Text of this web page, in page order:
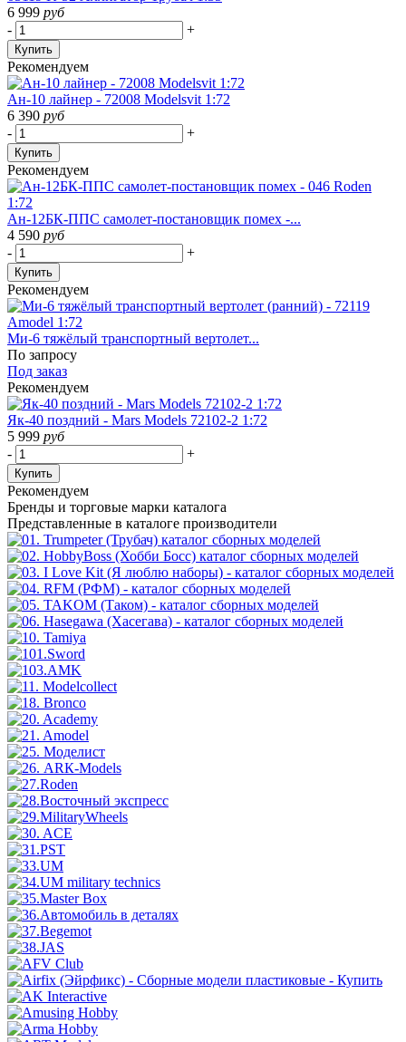
6 999 руб
-
+
Купить
Рекомендуем
Ан-10 лайнер - 72008 Modelsvit 1:72
6 390 руб
-
+
Купить
Рекомендуем
Ан-12БК-ППС самолет-постановщик помех -...
4 590 руб
-
+
Купить
Рекомендуем
Ми-6 тяжёлый транспортный вертолет...
По запросу
Под заказ
Рекомендуем
Як-40 поздний - Mars Models 72102-2 1:72
5 999 руб
-
+
Купить
Рекомендуем
Бренды и торговые марки каталога
Представленные в каталоге производители